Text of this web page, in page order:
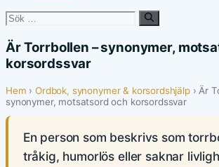
Sök
Är Torrbollen – synonymer,
korsordssvar
Hem ›Ordbok, synonymer & korsordshjälp› Är
synonymer, motsatsord och korsordssvar
En person som beskrivs som
tråkig, humorlös eller saknar